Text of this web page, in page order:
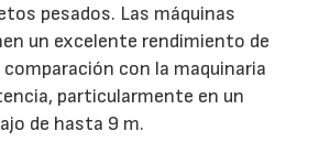
pesados. Las máquinas
un excelente rendimiento de
con la maquinaria
particularmente en un
de hasta 9 m.